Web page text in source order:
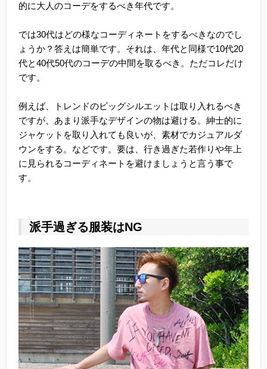
的に大人のコーデをするべき年代です。
では30代はどの様なコーディネートをするべきなのでし
ょうか？答えは簡単です。それは、年代と同様で10代20
代と40代50代のコーデの中間を取るべき。ただコレだけ
です。
例えば、トレンドのビッグシルエットは取り入れるべき
ですが、あまり派手なデザインの物は避ける。紳士的に
ジャケットを取り入れても良いが、素材でカジュアルダ
ウンをする。などです。要は、行き過ぎた若作りや年上
に見られるコーディネートを避けましょうと言う事で
す。
派手過ぎる服装はNG